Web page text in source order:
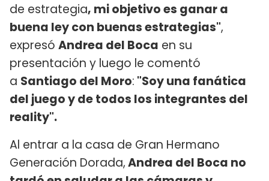
de estrategia, mi objetivo es ganar a
buena ley con buenas estrategias",
expresó Andrea del Boca en su
presentación y luego le comentó
a Santiago del Moro: "Soy una fanática
del juego y de todos los integrantes del
reality".
Al entrar a la casa de Gran Hermano
Generación Dorada,Andrea del Boca no